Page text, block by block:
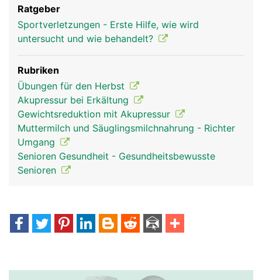
Ratgeber
Sportverletzungen - Erste Hilfe, wie wird
untersucht und wie behandelt?
Rubriken
Übungen für den Herbst
Akupressur bei Erkältung
Gewichtsreduktion mit Akupressur
Muttermilch und Säuglingsmilchnahrung - Richter
Umgang
Senioren Gesundheit - Gesundheitsbewusste
Senioren